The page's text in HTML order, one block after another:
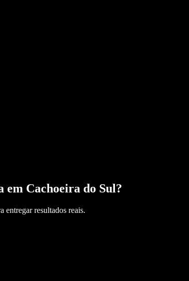
em Cachoeira do Sul?
entregar resultados reais.